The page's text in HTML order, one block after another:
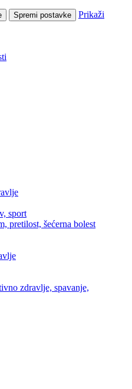
Spremi postavke
Prikaži
sport
pretilost, šećerna bolest
zdravlje, spavanje,